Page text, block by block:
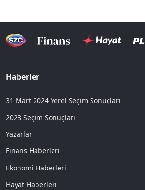
Haberler
31 Mart 2024 Yerel Seçim Sonuçları
2023 Seçim Sonuçları
Yazarlar
Finans Haberleri
Ekonomi Haberleri
Hayat Haberleri